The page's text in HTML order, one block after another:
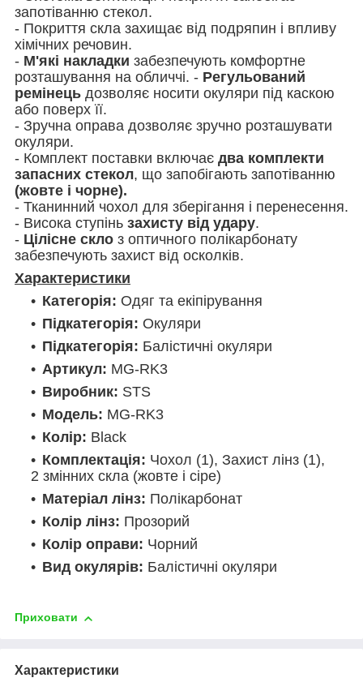
запотіванню стекол.
- Покриття скла захищає від подряпин і впливу
хімічних речовин.
- М'які накладки забезпечують комфортне
розташування на обличчі. - Регульований
ремінець дозволяє носити окуляри під каскою
або поверх її.
- Зручна оправа дозволяє зручно розташувати
окуляри.
- Комплект поставки включає два комплекти
запасних стекол, що запобігають запотіванню
(жовте і чорне).
- Тканинний чохол для зберігання і перенесення.
- Висока ступінь захисту від удару.
- Цілісне скло з оптичного полікарбонату
забезпечують захист від осколків.
Характеристики
Категорія: Одяг та екіпірування
Підкатегорія: Окуляри
Підкатегорія: Балістичні окуляри
Артикул: MG-RK3
Виробник: STS
Модель: MG-RK3
Колір: Black
Комплектація: Чохол (1), Захист лінз (1),
2 змінних скла (жовте і сіре)
Матеріал лінз: Полікарбонат
Колір лінз: Прозорий
Колір оправи: Чорний
Вид окулярів: Балістичні окуляри
Приховати
Характеристики